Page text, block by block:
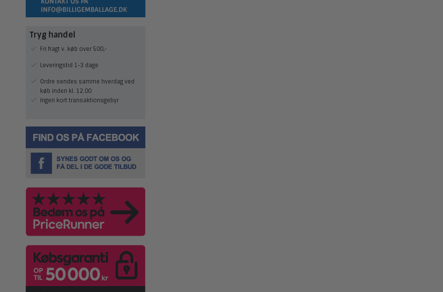
Tryg handel
Fri fragt v. køb over 500,-
Leveringstid 1-3 dage
Ordre sendes samme hverdag ved
køb inden kl. 12.00
Ingen kort transaktionsgebyr